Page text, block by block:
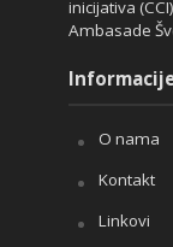
inicijativa
Ambasade
O nama
Kontakt
Linkovi